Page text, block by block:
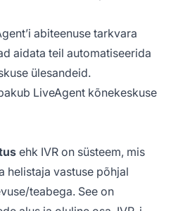
abiteenuse tarkvara
aidata teil automatiseerida
ülesandeid.
LiveAgent kõnekeskuse
ehk IVR on süsteem, mis
helistaja vastuse põhjal
teabega. See on